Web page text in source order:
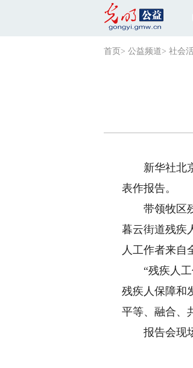
首页 > 公益频道> 社会
新华社北京5
表作报告。
带领牧区残
暮云街道残疾
人工作者来自
“残疾人工
残疾人保障和
平等、融合、
报告会现场